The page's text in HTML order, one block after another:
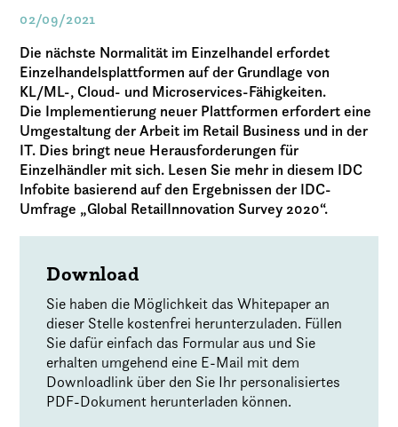
02/09/2021
Die nächste Normalität im Einzelhandel erfordet
Einzelhandelsplattformen auf der Grundlage von
KL/ML-, Cloud- und Microservices-Fähigkeiten.
Die Implementierung neuer Plattformen erfordert eine
Umgestaltung der Arbeit im Retail Business und in der
IT. Dies bringt neue Herausforderungen für
Einzelhändler mit sich. Lesen Sie mehr in diesem IDC
Infobite basierend auf den Ergebnissen der IDC-
Umfrage „Global RetailInnovation Survey 2020“.
Download
Sie haben die Möglichkeit das Whitepaper an
dieser Stelle kostenfrei herunterzuladen. Füllen
Sie dafür einfach das Formular aus und Sie
erhalten umgehend eine E-Mail mit dem
Downloadlink über den Sie Ihr personalisiertes
PDF-Dokument herunterladen können.